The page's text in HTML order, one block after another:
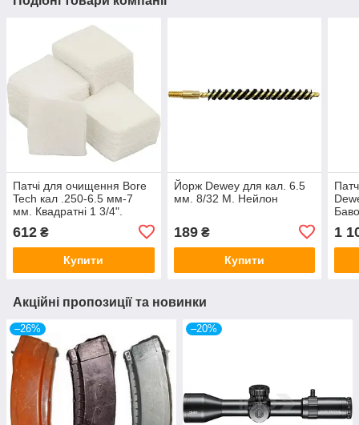
Патчі для очищення Bore
Tech кал .250-6.5 мм-7
мм. Квадратні 1 3/4".
612 ₴
Купити
Йорж Dewey для кал. 6.5
мм. 8/32 M. Нейлон
189₴
Купити
1
Акційні пропозиції та новинки
–26% –20%